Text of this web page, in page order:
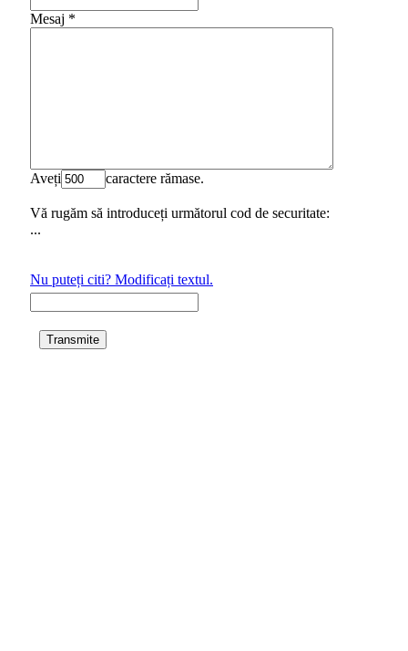
Mesaj *
Aveți caractere rămase.
Vă rugăm să introduceți următorul cod de securitate:
...
Nu puteți citi? Modificați textul.